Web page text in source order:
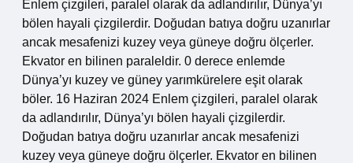
Enlem çizgileri, paralel olarak da adlandırılır, Dünya’yı
bölen hayali çizgilerdir. Doğudan batıya doğru uzanırlar
ancak mesafenizi kuzey veya güneye doğru ölçerler.
Ekvator en bilinen paraleldir. 0 derece enlemde
Dünya’yı kuzey ve güney yarımkürelere eşit olarak
böler. 16 Haziran 2024 Enlem çizgileri, paralel olarak
da adlandırılır, Dünya’yı bölen hayali çizgilerdir.
Doğudan batıya doğru uzanırlar ancak mesafenizi
kuzey veya güneye doğru ölçerler. Ekvator en bilinen